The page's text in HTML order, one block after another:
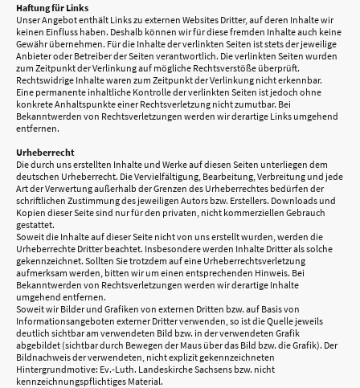
Haftung für Links
Unser Angebot enthält Links zu externen Websites Dritter, auf deren Inhalte wir
keinen Einfluss haben. Deshalb können wir für diese fremden Inhalte auch keine
Gewähr übernehmen. Für die Inhalte der verlinkten Seiten ist stets der jeweilige
Anbieter oder Betreiber der Seiten verantwortlich. Die verlinkten Seiten wurden
zum Zeitpunkt der Verlinkung auf mögliche Rechtsverstöße überprüft.
Rechtswidrige Inhalte waren zum Zeitpunkt der Verlinkung nicht erkennbar.
Eine permanente inhaltliche Kontrolle der verlinkten Seiten ist jedoch ohne
konkrete Anhaltspunkte einer Rechtsverletzung nicht zumutbar. Bei
Bekanntwerden von Rechtsverletzungen werden wir derartige Links umgehend
entfernen.
Urheberrecht
Die durch uns erstellten Inhalte und Werke auf diesen Seiten unterliegen dem
deutschen Urheberrecht. Die Vervielfältigung, Bearbeitung, Verbreitung und jede
Art der Verwertung außerhalb der Grenzen des Urheberrechtes bedürfen der
schriftlichen Zustimmung des jeweiligen Autors bzw. Erstellers. Downloads und
Kopien dieser Seite sind nur für den privaten, nicht kommerziellen Gebrauch
gestattet.
Soweit die Inhalte auf dieser Seite nicht von uns erstellt wurden, werden die
Urheberrechte Dritter beachtet. Insbesondere werden Inhalte Dritter als solche
gekennzeichnet. Sollten Sie trotzdem auf eine Urheberrechtsverletzung
aufmerksam werden, bitten wir um einen entsprechenden Hinweis. Bei
Bekanntwerden von Rechtsverletzungen werden wir derartige Inhalte
umgehend entfernen.
Soweit wir Bilder und Grafiken von externen Dritten bzw. auf Basis von
Informationsangeboten externer Dritter verwenden, so ist die Quelle jeweils
deutlich sichtbar am verwendeten Bild bzw. in der verwendeten Grafik
abgebildet (sichtbar durch Bewegen der Maus über das Bild bzw. die Grafik). Der
Bildnachweis der verwendeten, nicht explizit gekennzeichneten
Hintergrundmotive: Ev.-Luth. Landeskirche Sachsens bzw. nicht
kennzeichnungspflichtiges Material.